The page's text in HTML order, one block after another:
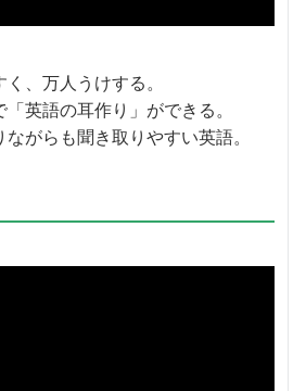
、万人うけする。
英語の耳作り」ができる。
がらも聞き取りやすい英語。